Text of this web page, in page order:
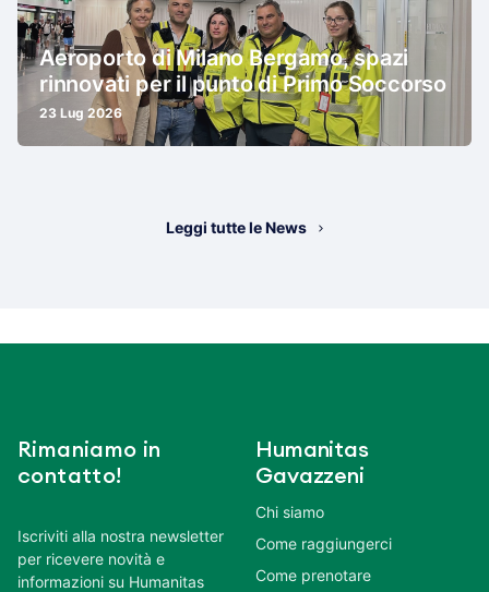
Aeroporto di Milano Bergamo, spazi
rinnovati per il punto di Primo Soccorso
23 Lug 2026
Leggi tutte le News
Rimaniamo in
contatto!
Iscriviti alla nostra newsletter
per ricevere novità e
informazioni su Humanitas
Humanitas
Gavazzeni
Chi siamo
Come raggiungerci
Come prenotare